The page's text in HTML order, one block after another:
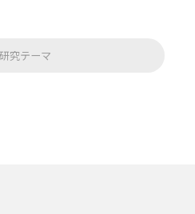
研究テーマ